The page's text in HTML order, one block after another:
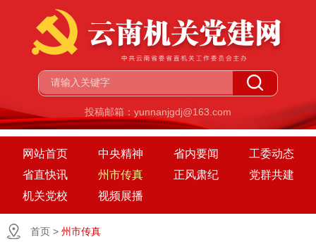
投稿邮箱：yunnanjgdj@163.com
网站首页 中央精神 省内要闻
工委动态
省直快讯
州市传真 正风肃纪
党群共建
机关党校
视频展播
首页 > 州市传真